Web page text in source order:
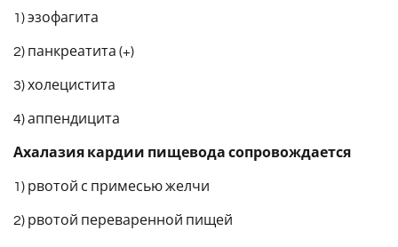
1) эзофагита
2) панкреатита (+)
3) холецистита
4) аппендицита
Ахалазия кардии пищевода сопровождается
1) рвотой с примесью желчи
2) рвотой переваренной пищей